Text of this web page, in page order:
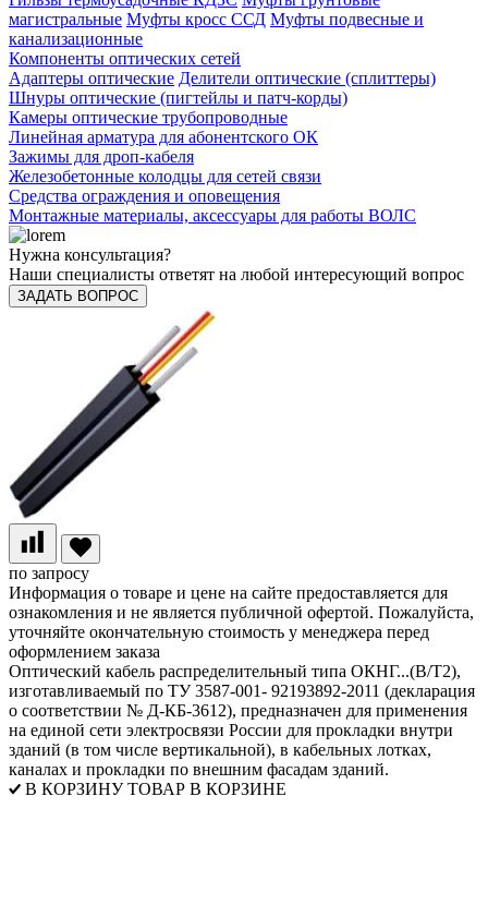
магистральные Муфты кросс ССД Муфты подвесные и
канализационные
Компоненты оптических сетей
Адаптеры оптические Делители оптические (сплиттеры)
Шнуры оптические (пигтейлы и патч-корды)
Камеры оптические трубопроводные
Линейная арматура для абонентского ОК
Зажимы для дроп-кабеля
Железобетонные колодцы для сетей связи
Средства ограждения и оповещения
Монтажные материалы, аксессуары для работы ВОЛС
Нужна консультация?
Наши специалисты ответят на любой интересующий вопрос
ЗАДАТЬ ВОПРОС
по запросу
Информация о товаре и цене на сайте предоставляется для
ознакомления и не является публичной офертой. Пожалуйста,
уточняйте окончательную стоимость у менеджера перед
оформлением заказа
Оптический кабель распределительный типа ОКНГ...(В/Т2),
изготавливаемый по ТУ 3587-001- 92193892-2011 (декларация
о соответствии № Д-КБ-3612), предназначен для применения
на единой сети электросвязи России для прокладки внутри
зданий (в том числе вертикальной), в кабельных лотках,
каналах и прокладки по внешним фасадам зданий.
В КОРЗИНУ ТОВАР В КОРЗИНЕ